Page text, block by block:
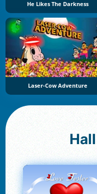
He Likes The Darkness
Laser-Cow Adventure